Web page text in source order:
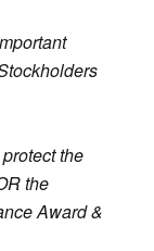
the
the
Award &